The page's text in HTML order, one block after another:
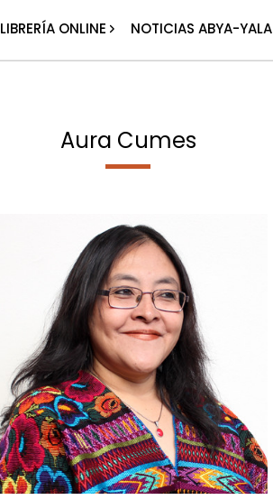
LIBRERÍA ONLINE NOTICIAS ABYA-YALA
Aura Cumes